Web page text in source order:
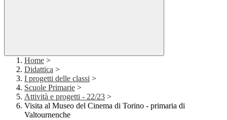
Home >
Didattica >
I progetti delle classi >
Scuole Primarie >
Attività e progetti - 22/23 >
Visita al Museo del Cinema di Torino - primaria di
Valtournenche